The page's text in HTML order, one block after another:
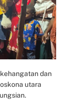
dan
utara